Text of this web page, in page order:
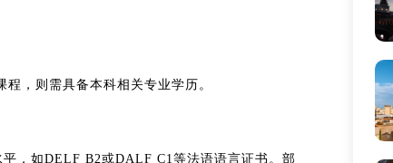
，则需具备本科相关专业学历。
，如DELF B2或DALF C1等法语语言证书。部